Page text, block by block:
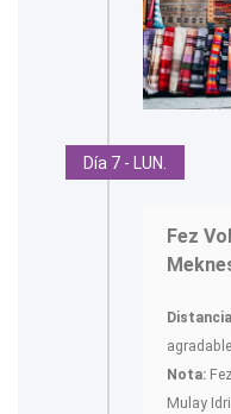
Día 7 - LUN.
Fez
Nota:
Mulay